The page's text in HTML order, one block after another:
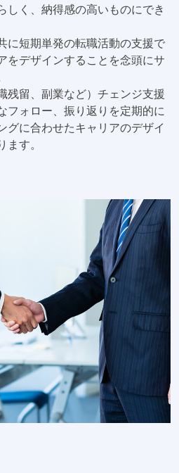
しく、納得感の高いものにでき
に短期単発の転職活動の支援で
をデザインすることを念頭にサ
残留、副業など）チェンジ支援
フォロー、振り返りを定期的に
グに合わせたキャリアのデザイ
す。